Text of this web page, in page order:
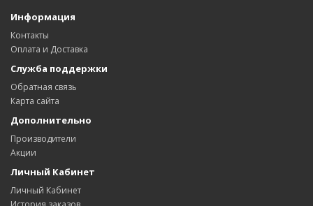
Информация
Контакты
Оплата и Доставка
Служба поддержки
Обратная связь
Карта сайта
Дополнительно
Производители
Акции
Личный Кабинет
Личный Кабинет